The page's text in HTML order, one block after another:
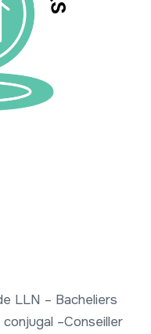
LLN – Bacheliers
–Conseiller